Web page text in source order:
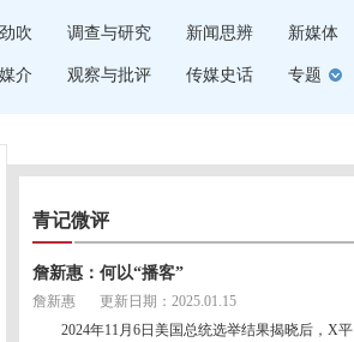
吹 调查与研究 新闻思辨 新媒体
介 观察与批评 传媒史话 专题
青记微评
詹新惠：何以“播客”
詹新惠
更新日期：2025.01.15
2024年11月6日美国总统选举结果揭晓后，X平